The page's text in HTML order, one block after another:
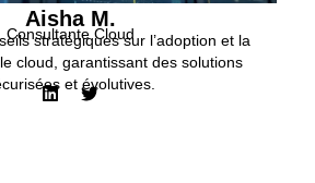
Aisha M.
Consultante Cloud
stratégiques sur l’adoption et la
cloud, garantissant des solutions
et évolutives.